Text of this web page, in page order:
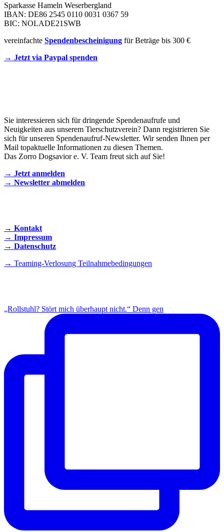
Sparkasse Hameln Weserbergland
IBAN: DE86 2545 0110 0031 0367 59
BIC: NOLADE21SWB
vereinfachte Spendenbescheinigung für Beträge bis 300 €
→ Jetzt via Paypal spenden
Sie interessieren sich für dringende Spendenaufrufe und
Neuigkeiten aus unserem Tierschutzverein? Dann registrieren Sie
sich für unseren Spendenaufruf-Newsletter. Wir senden Ihnen per
Mail topaktuelle Informationen zu diesen Themen.
Das Zorro Dogsavior e. V. Team freut sich auf Sie!
→ Jetzt anmelden
→ Newsletter abmelden
→ Kontakt
→ Impressum
→ Datenschutz
→ Teaming-Verlosung Teilnahmebedingungen
„Rollstuhl? Stört mich überhaupt nicht.“ Denn gen